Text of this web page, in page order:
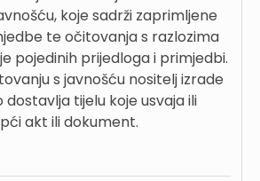
koje sadrži zaprimljene
te očitovanja s razlozima
pojedinih prijedloga i primjedbi.
s javnošću nositelj izrade
tijelu koje usvaja ili
akt ili dokument.